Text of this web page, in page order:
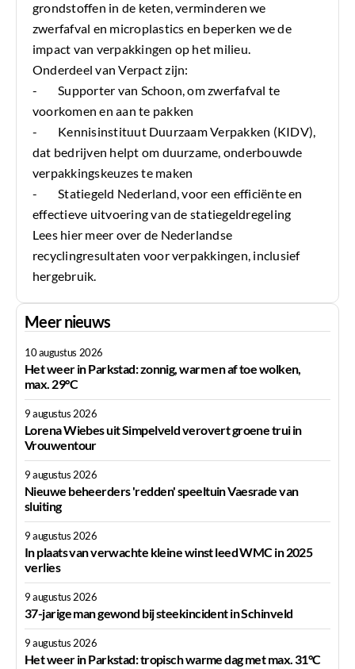
grondstoffen in de keten, verminderen we
zwerfafval en microplastics en beperken we de
impact van verpakkingen op het milieu.
Onderdeel van Verpact zijn:
- Supporter van Schoon, om zwerfafval te
voorkomen en aan te pakken
- Kennisinstituut Duurzaam Verpakken (KIDV),
dat bedrijven helpt om duurzame, onderbouwde
verpakkingskeuzes te maken
- Statiegeld Nederland, voor een efficiënte en
effectieve uitvoering van de statiegeldregeling
Lees hier meer over de Nederlandse
recyclingresultaten voor verpakkingen, inclusief
hergebruik.
Meer nieuws
10 augustus 2026
Het weer in Parkstad: zonnig, warm en af toe wolken,
max. 29°C
9 augustus 2026
Lorena Wiebes uit Simpelveld verovert groene trui in
Vrouwentour
9 augustus 2026
Nieuwe beheerders 'redden' speeltuin Vaesrade van
sluiting
9 augustus 2026
In plaats van verwachte kleine winst leed WMC in 2025
verlies
9 augustus 2026
37-jarige man gewond bij steekincident in Schinveld
9 augustus 2026
Het weer in Parkstad: tropisch warme dag met max. 31°C